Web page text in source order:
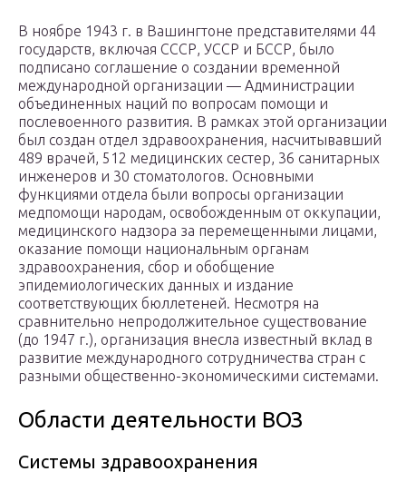
В ноябре 1943 г. в Вашингтоне представителями 44
государств, включая СССР, УССР и БССР, было
подписано соглашение о создании временной
международной организации — Администрации
объединенных наций по вопросам помощи и
послевоенного развития. В рамках этой организации
был создан отдел здравоохранения, насчитывавший
489 врачей, 512 медицинских сестер, 36 санитарных
инженеров и 30 стоматологов. Основными
функциями отдела были вопросы организации
медпомощи народам, освобожденным от оккупации,
медицинского надзора за перемещенными лицами,
оказание помощи национальным органам
здравоохранения, сбор и обобщение
эпидемиологических данных и издание
соответствующих бюллетеней. Несмотря на
сравнительно непродолжительное существование
(до 1947 г.), организация внесла известный вклад в
развитие международного сотрудничества стран с
разными общественно-экономическими системами.
Области деятельности ВОЗ
Системы здравоохранения